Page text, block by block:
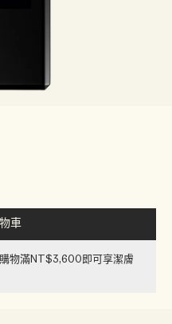
車
物滿NT$3,600即可享潔膚